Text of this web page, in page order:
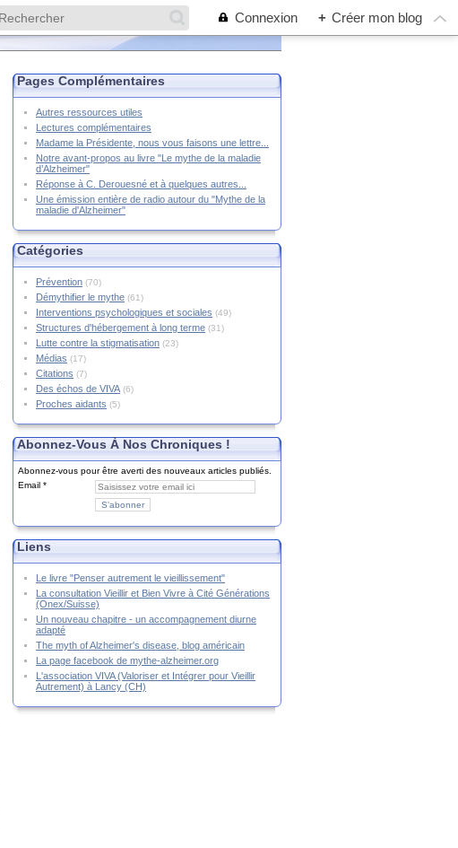
Connexion + Créer mon blog
Pages Complémentaires
Autres ressources utiles
Lectures complémentaires
Madame la Présidente, nous vous faisons une lettre...
Notre avant-propos au livre "Le mythe de la maladie
d’Alzheimer"
Réponse à C. Derouesné et à quelques autres...
Une émission entière de radio autour du "Mythe de la
maladie d'Alzheimer"
Catégories
Prévention (70)
Démythifier le mythe (61)
Interventions psychologiques et sociales (49)
Structures d'hébergement à long terme (31)
Lutte contre la stigmatisation (23)
Médias (17)
Citations (7)
Des échos de VIVA (6)
Proches aidants (5)
Abonnez-Vous À Nos Chroniques !
Abonnez-vous pour être averti des nouveaux articles publiés.
Email
Liens
Le livre "Penser autrement le vieillissement"
La consultation Vieillir et Bien Vivre à Cité Générations
(Onex/Suisse)
Un nouveau chapitre - un accompagnement diurne
adapté
The myth of Alzheimer's disease, blog américain
La page facebook de mythe-alzheimer.org
L'association VIVA (Valoriser et Intégrer pour Vieillir
Autrement) à Lancy (CH)